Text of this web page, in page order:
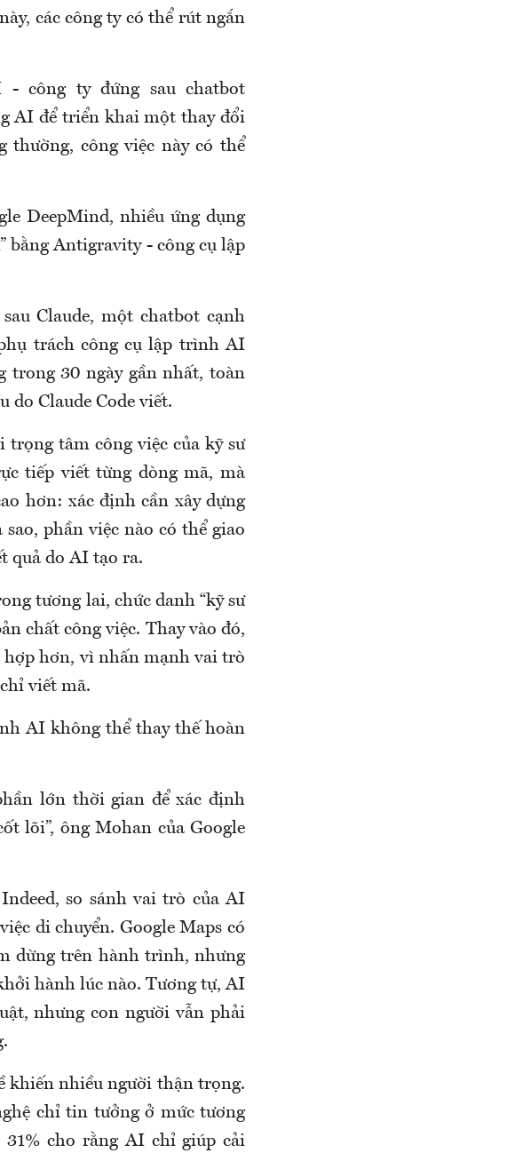
các công ty có thể rút ngắn
- công ty đứng sau chatbot
AI để triển khai một thay đổi
thường, công việc này có thể
DeepMind, nhiều ứng dụng
bằng Antigravity - công cụ lập
Claude, một chatbot cạnh
trách công cụ lập trình AI
trong 30 ngày gần nhất, toàn
do Claude Code viết.
tâm công việc của kỹ sư
tiếp viết từng dòng mã, mà
hơn: xác định cần xây dựng
phần việc nào có thể giao
quả do AI tạo ra.
tương lai, chức danh “kỹ sư
chất công việc. Thay vào đó,
hợp hơn, vì nhấn mạnh vai trò
viết mã.
AI không thể thay thế hoàn
lớn thời gian để xác định
lõi”, ông Mohan của Google
so sánh vai trò của AI
di chuyển. Google Maps có
dừng trên hành trình, nhưng
hành lúc nào. Tương tự, AI
nhưng con người vẫn phải
khiến nhiều người thận trọng.
chỉ tin tưởng ở mức tương
cho rằng AI chỉ giúp cải